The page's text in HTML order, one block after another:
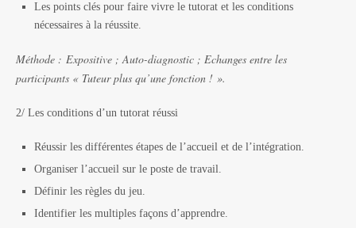
Les points clés pour faire vivre le tutorat et les conditions
nécessaires à la réussite.
Méthode : Expositive ; Auto-diagnostic ; Echanges entre les
participants « Tuteur plus qu’une fonction ! ».
2/ Les conditions d’un tutorat réussi
Réussir les différentes étapes de l’accueil et de l’intégration.
Organiser l’accueil sur le poste de travail.
Définir les règles du jeu.
Identifier les multiples façons d’apprendre.